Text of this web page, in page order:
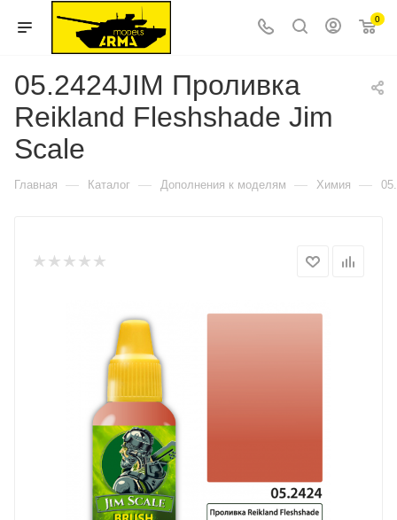
0
05.2424JIM Проливка
Reikland Fleshshade Jim
Scale
Главная — Каталог — Дополнения к моделям — Химия —